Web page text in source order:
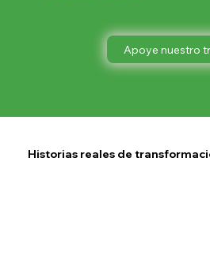
Apoye nuestro
Historias reales de